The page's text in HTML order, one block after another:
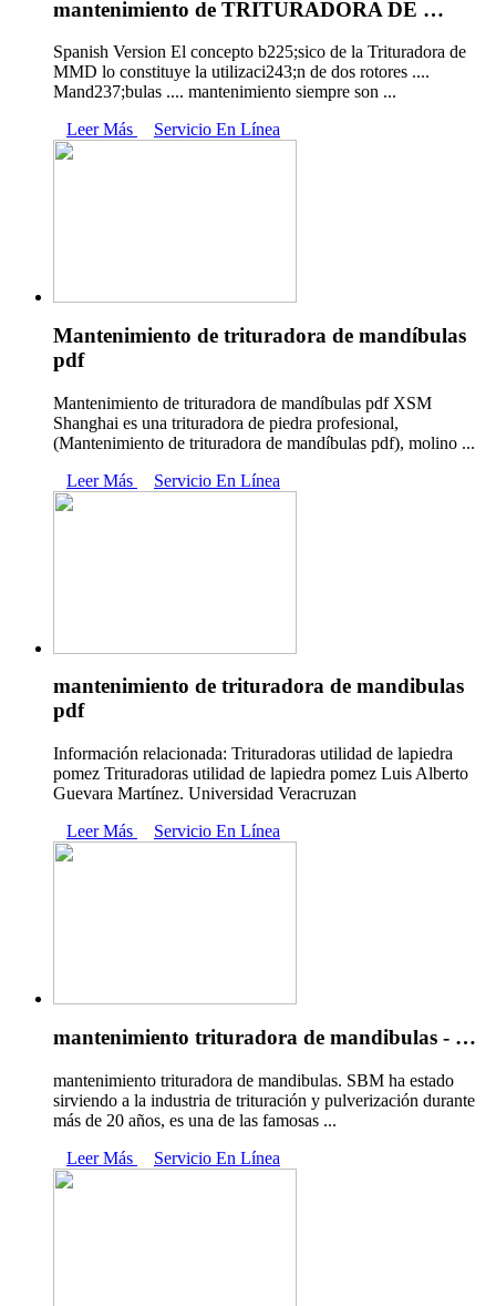
mantenimiento de TRITURADORA DE …
Spanish Version El concepto b225;sico de la Trituradora de
MMD lo constituye la utilizaci243;n de dos rotores ....
Mand237;bulas .... mantenimiento siempre son ...
Leer Más
Servicio En Línea
Mantenimiento de trituradora de mandíbulas
pdf
Mantenimiento de trituradora de mandíbulas pdf XSM
Shanghai es una trituradora de piedra profesional,
(Mantenimiento de trituradora de mandíbulas pdf), molino ...
Leer Más
Servicio En Línea
mantenimiento de trituradora de mandibulas
pdf
Información relacionada: Trituradoras utilidad de lapiedra
pomez Trituradoras utilidad de lapiedra pomez Luis Alberto
Guevara Martínez. Universidad Veracruzan
Leer Más
Servicio En Línea
mantenimiento trituradora de mandibulas - …
mantenimiento trituradora de mandibulas. SBM ha estado
sirviendo a la industria de trituración y pulverización durante
más de 20 años, es una de las famosas ...
Leer Más
Servicio En Línea